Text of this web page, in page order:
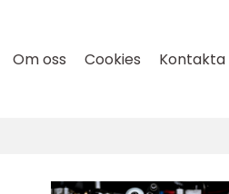
Om oss Cookies Kontakta